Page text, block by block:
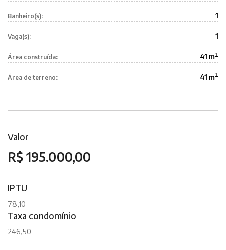
Banheiro(s): 1
Vaga(s): 1
Área construída: 41 m2
Área de terreno: 41 m2
Valor
R$ 195.000,00
IPTU
78,10
Taxa condomínio
246,50